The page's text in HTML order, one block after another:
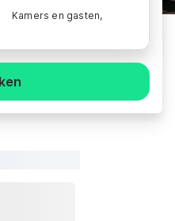
Kamers en gasten,